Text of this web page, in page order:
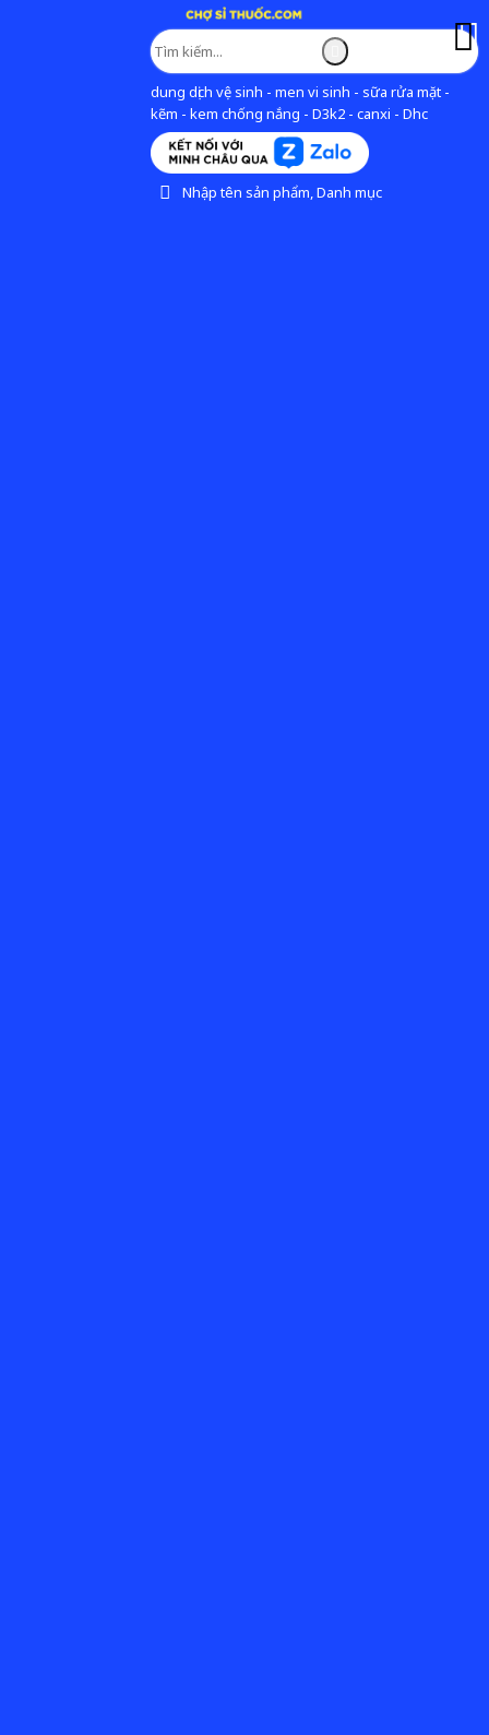
dung dịch vệ sinh - men vi sinh - sữa rửa mặt -
kẽm - kem chống nắng - D3k2 - canxi - Dhc
Nhập tên sản phẩm, Danh mục